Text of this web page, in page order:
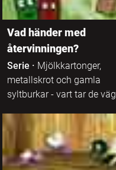
Vad händer med
återvinningen?
Serie · Mjölkkartonger,
metallskrot och gamla
syltburkar - vart tar de